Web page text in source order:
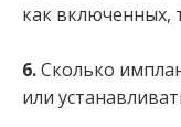
как включенных,
6.Сколько
или